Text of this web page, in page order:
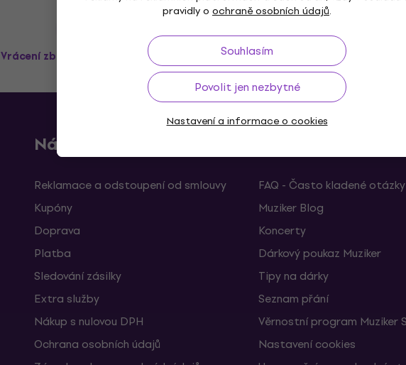
pravidly o ochraně osobních údajů.
Souhlasím
Povolit jen nezbytné
Nastavení a informace o cookies
Vrácení zboží až do 30 dnů Doprava zdarmaod 2 500 Kč
Nákup
Reklamace a odstoupení od smlouvy
Kupóny
Doprava
Platba
Sledování zásilky
Extra služby
Nákup s nulovou DPH
Ochrana osobních údajů
FAQ - Často kladené otázky
Muziker Blog
Koncerty
Dárkový poukaz Muziker
Tipy na dárky
Seznam přání
Věrnostní program Muziker
Nastavení cookies